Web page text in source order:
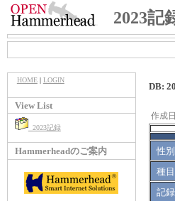
2023記
HOME| LOGIN
View List
2023記録
Hammerheadのご案内
DB:
作成
性別
種目
記録